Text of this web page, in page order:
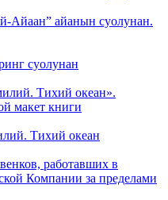
Айаан” айанын суолунан.
суолунан
Тихий океан».
макет книги
Тихий океан
работавших в
Компании за пределами